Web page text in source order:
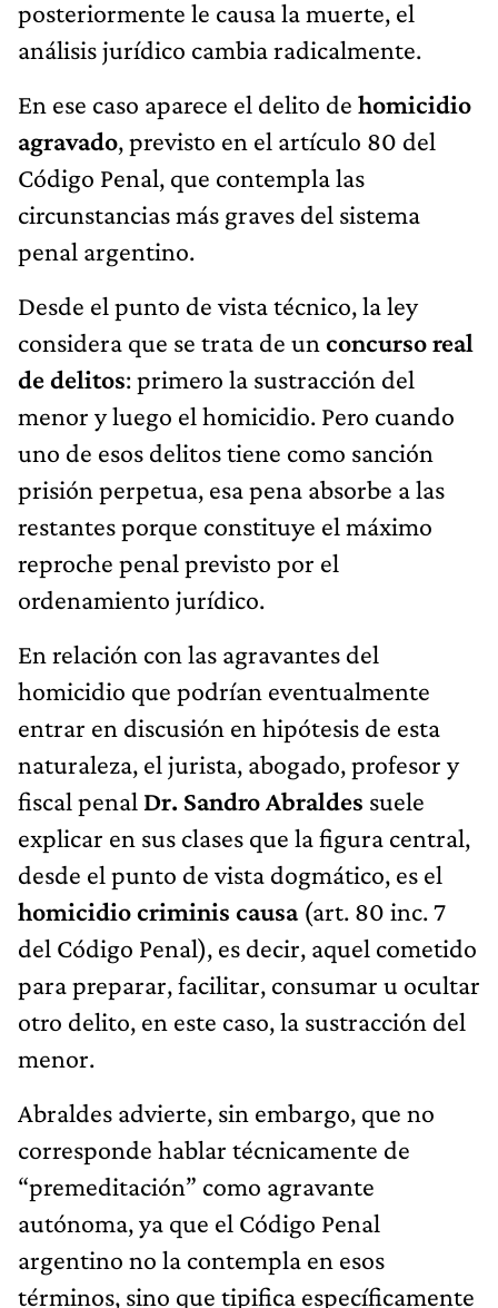
posteriormente le causa la muerte, el
análisis jurídico cambia radicalmente.
En ese caso aparece el delito de homicidio
agravado, previsto en el artículo 80 del
Código Penal, que contempla las
circunstancias más graves del sistema
penal argentino.
Desde el punto de vista técnico, la ley
considera que se trata de un concurso real
de delitos: primero la sustracción del
menor y luego el homicidio. Pero cuando
uno de esos delitos tiene como sanción
prisión perpetua, esa pena absorbe a las
restantes porque constituye el máximo
reproche penal previsto por el
ordenamiento jurídico.
En relación con las agravantes del
homicidio que podrían eventualmente
entrar en discusión en hipótesis de esta
naturaleza, el jurista, abogado, profesor y
fiscal penal Dr. Sandro Abraldes suele
explicar en sus clases que la figura central,
desde el punto de vista dogmático, es el
homicidio criminis causa(art. 80 inc. 7
del Código Penal), es decir, aquel cometido
para preparar, facilitar, consumar u ocultar
otro delito, en este caso, la sustracción del
menor.
Abraldes advierte, sin embargo, que no
corresponde hablar técnicamente de
“premeditación” como agravante
autónoma, ya que el Código Penal
argentino no la contempla en esos
términos, sino que tipifica específicamente